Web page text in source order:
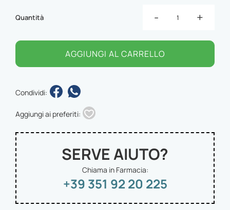
Quantità - +
AGGIUNGI AL CARRELLO
Condividi:
Aggiungi ai preferiti:
SERVE AIUTO?
Chiama in Farmacia:
+39 351 92 20 225